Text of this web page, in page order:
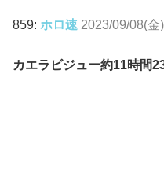
859: ホロ速 2023/09/08(
カエラビジュー約11時間